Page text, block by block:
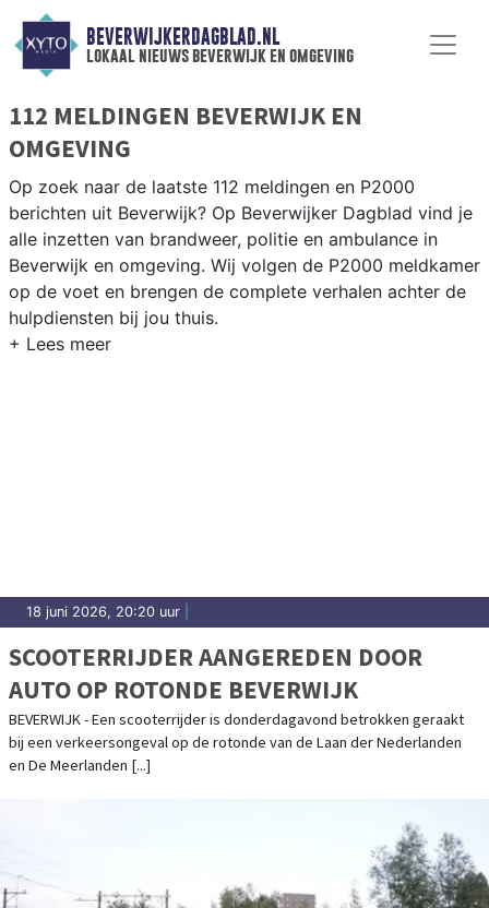
BEVERWIJKERDAGBLAD.NL
lokaal nieuws beverwijk en omgeving
112 MELDINGEN BEVERWIJK EN
OMGEVING
Op zoek naar de laatste 112 meldingen en P2000
berichten uit Beverwijk? Op Beverwijker Dagblad vind je
alle inzetten van brandweer, politie en ambulance in
Beverwijk en omgeving. Wij volgen de P2000 meldkamer
op de voet en brengen de complete verhalen achter de
hulpdiensten bij jou thuis.
18 juni 2026, 20:20 uur
SCOOTERRIJDER AANGEREDEN DOOR
AUTO OP ROTONDE BEVERWIJK
BEVERWIJK - Een scooterrijder is donderdagavond betrokken geraakt
bij een verkeersongeval op de rotonde van de Laan der Nederlanden
en De Meerlanden [...]